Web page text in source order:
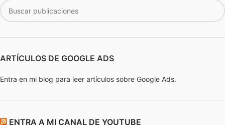
ARTÍCULOS DE GOOGLE ADS
Entra en mi blog para leer artículos sobre Google Ads.
ENTRA A MI CANAL DE YOUTUBE